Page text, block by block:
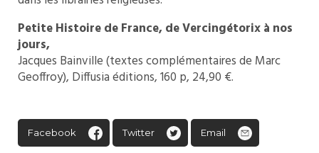
Petite Histoire de France, de Vercingétorix à nos
jours,
Jacques Bainville (textes complémentaires de Marc
Geoffroy), Diffusia éditions, 160 p, 24,90 €.
Facebook Twitter Email